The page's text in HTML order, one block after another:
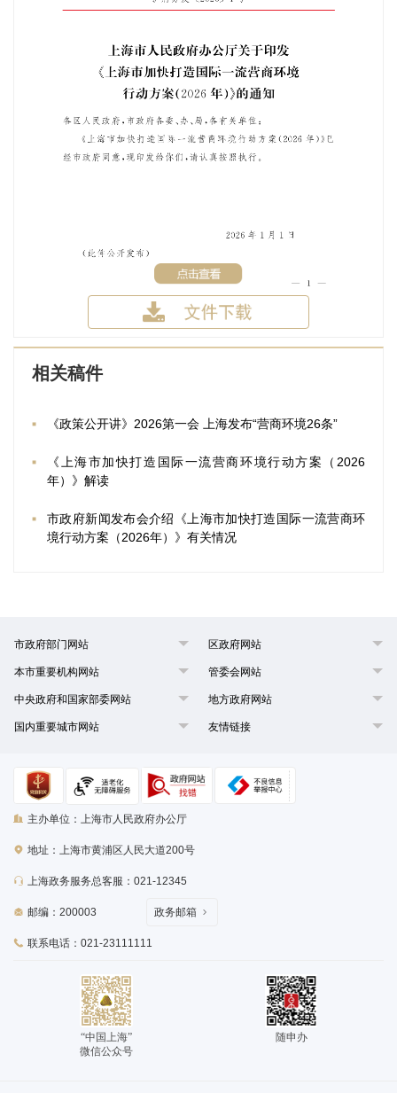
相关稿件
《政策公开讲》2026第一会 上海发布“营商环境26条”
《上海市加快打造国际一流营商环境行动方案（2026
年）》解读
市政府新闻发布会介绍《上海市加快打造国际一流营商环
境行动方案（2026年）》有关情况
市政府部门网站 区政府网站
本市重要机构网站 管委会网站
中央政府和国家部委网站 地方政府网站
国内重要城市网站 友情链接
主办单位：上海市人民政府办公厅
地址：上海市黄浦区人民大道200号
上海政务服务总客服：021-12345
邮编：200003
联系电话：021-23111111
政务邮箱
“中国上海”
微信公众号
随申办